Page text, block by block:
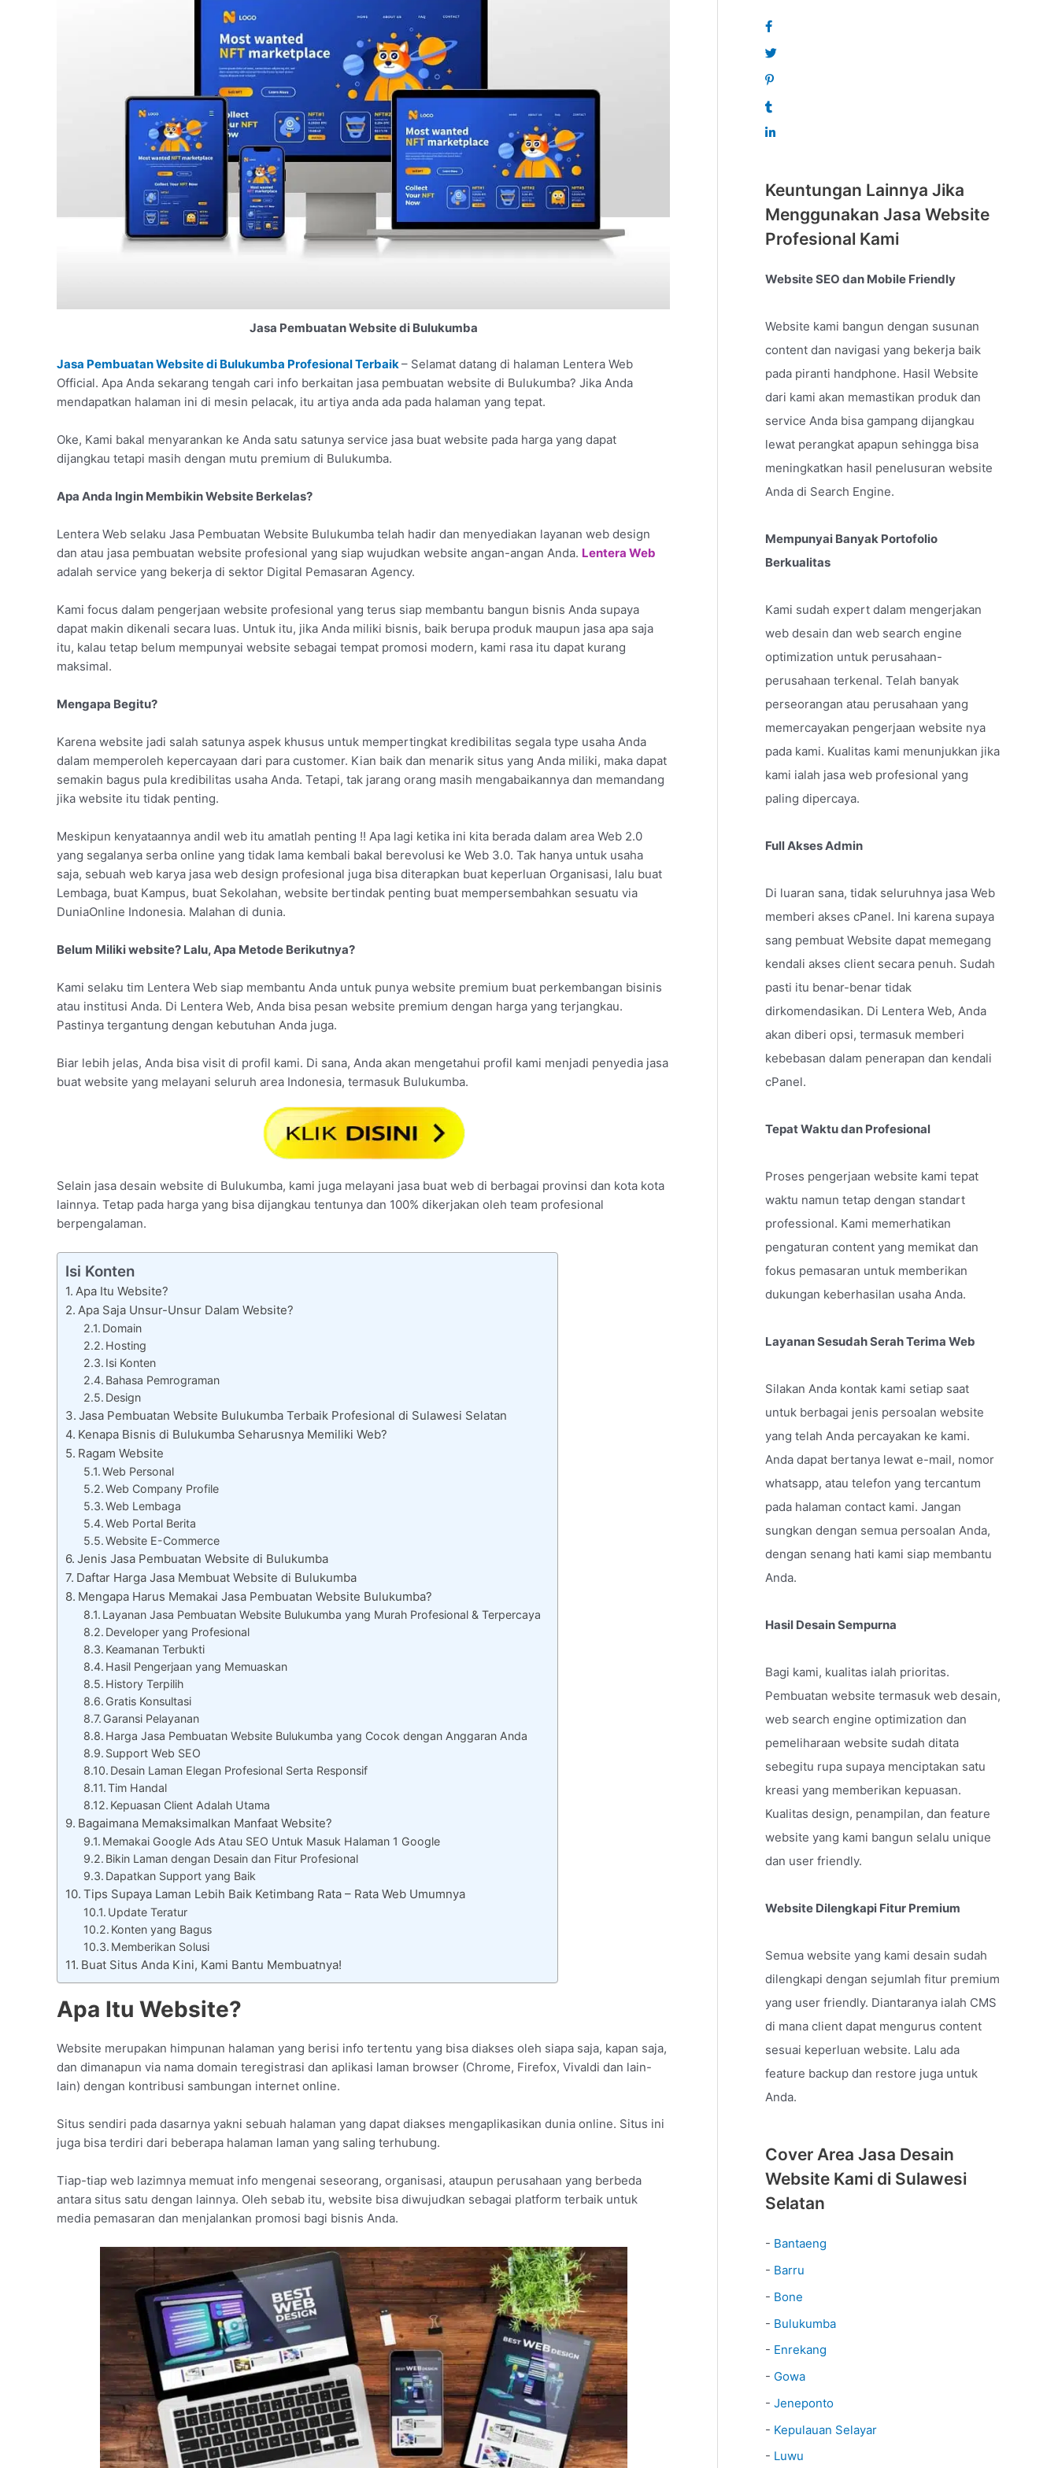
Jasa Pembuatan Website di Bulukumba
Jasa Pembuatan Website di Bulukumba Profesional Terbaik– Selamat datang di halaman Lentera Web
Official. Apa Anda sekarang tengah cari info berkaitan jasa pembuatan website di Bulukumba? Jika Anda
mendapatkan halaman ini di mesin pelacak, itu artiya anda ada pada halaman yang tepat.
Oke, Kami bakal menyarankan ke Anda satu satunya service jasa buat website pada harga yang dapat
dijangkau tetapi masih dengan mutu premium di Bulukumba.
Apa Anda Ingin Membikin Website Berkelas?
Lentera Web selaku Jasa Pembuatan Website Bulukumba telah hadir dan menyediakan layanan web design
dan atau jasa pembuatan website profesional yang siap wujudkan website angan-angan Anda. Lentera Web
adalah service yang bekerja di sektor Digital Pemasaran Agency.
Kami focus dalam pengerjaan website profesional yang terus siap membantu bangun bisnis Anda supaya
dapat makin dikenali secara luas. Untuk itu, jika Anda miliki bisnis, baik berupa produk maupun jasa apa saja
itu, kalau tetap belum mempunyai website sebagai tempat promosi modern, kami rasa itu dapat kurang
maksimal.
Mengapa Begitu?
Karena website jadi salah satunya aspek khusus untuk mempertingkat kredibilitas segala type usaha Anda
dalam memperoleh kepercayaan dari para customer. Kian baik dan menarik situs yang Anda miliki, maka dapat
semakin bagus pula kredibilitas usaha Anda. Tetapi, tak jarang orang masih mengabaikannya dan memandang
jika website itu tidak penting.
Meskipun kenyataannya andil web itu amatlah penting !! Apa lagi ketika ini kita berada dalam area Web 2.0
yang segalanya serba online yang tidak lama kembali bakal berevolusi ke Web 3.0. Tak hanya untuk usaha
saja, sebuah web karya jasa web design profesional juga bisa diterapkan buat keperluan Organisasi, lalu buat
Lembaga, buat Kampus, buat Sekolahan, website bertindak penting buat mempersembahkan sesuatu via
DuniaOnline Indonesia. Malahan di dunia.
Belum Miliki website? Lalu, Apa Metode Berikutnya?
Kami selaku tim Lentera Web siap membantu Anda untuk punya website premium buat perkembangan bisinis
atau institusi Anda. Di Lentera Web, Anda bisa pesan website premium dengan harga yang terjangkau.
Pastinya tergantung dengan kebutuhan Anda juga.
Biar lebih jelas, Anda bisa visit di profil kami. Di sana, Anda akan mengetahui profil kami menjadi penyedia jasa
buat website yang melayani seluruh area Indonesia, termasuk Bulukumba.
Selain jasa desain website di Bulukumba, kami juga melayani jasa buat web di berbagai provinsi dan kota kota
lainnya. Tetap pada harga yang bisa dijangkau tentunya dan 100% dikerjakan oleh team profesional
berpengalaman.
Isi Konten
Apa Itu Website?
Apa Saja Unsur-Unsur Dalam Website?
Domain
Hosting
Isi Konten
Bahasa Pemrograman
Design
Jasa Pembuatan Website Bulukumba Terbaik Profesional di Sulawesi Selatan
Kenapa Bisnis di Bulukumba Seharusnya Memiliki Web?
Ragam Website
Web Personal
Web Company Profile
Web Lembaga
Web Portal Berita
Website E-Commerce
Jenis Jasa Pembuatan Website di Bulukumba
Daftar Harga Jasa Membuat Website di Bulukumba
Mengapa Harus Memakai Jasa Pembuatan Website Bulukumba?
Layanan Jasa Pembuatan Website Bulukumba yang Murah Profesional & Terpercaya
Developer yang Profesional
Keamanan Terbukti
Hasil Pengerjaan yang Memuaskan
History Terpilih
Gratis Konsultasi
Garansi Pelayanan
Harga Jasa Pembuatan Website Bulukumba yang Cocok dengan Anggaran Anda
Support Web SEO
Desain Laman Elegan Profesional Serta Responsif
Tim Handal
Kepuasan Client Adalah Utama
Bagaimana Memaksimalkan Manfaat Website?
Memakai Google Ads Atau SEO Untuk Masuk Halaman 1 Google
Bikin Laman dengan Desain dan Fitur Profesional
Dapatkan Support yang Baik
Tips Supaya Laman Lebih Baik Ketimbang Rata – Rata Web Umumnya
Update Teratur
Konten yang Bagus
Memberikan Solusi
Buat Situs Anda Kini, Kami Bantu Membuatnya!
Apa Itu Website?
Website merupakan himpunan halaman yang berisi info tertentu yang bisa diakses oleh siapa saja, kapan saja,
dan dimanapun via nama domain teregistrasi dan aplikasi laman browser (Chrome, Firefox, Vivaldi dan lain-
lain) dengan kontribusi sambungan internet online.
Situs sendiri pada dasarnya yakni sebuah halaman yang dapat diakses mengaplikasikan dunia online. Situs ini
juga bisa terdiri dari beberapa halaman laman yang saling terhubung.
Tiap-tiap web lazimnya memuat info mengenai seseorang, organisasi, ataupun perusahaan yang berbeda
antara situs satu dengan lainnya. Oleh sebab itu, website bisa diwujudkan sebagai platform terbaik untuk
media pemasaran dan menjalankan promosi bagi bisnis Anda.
Keuntungan Lainnya Jika
Menggunakan Jasa Website
Profesional Kami
Website SEO dan Mobile Friendly
Website kami bangun dengan susunan
content dan navigasi yang bekerja baik
pada piranti handphone. Hasil Website
dari kami akan memastikan produk dan
service Anda bisa gampang dijangkau
lewat perangkat apapun sehingga bisa
meningkatkan hasil penelusuran website
Anda di Search Engine.
Mempunyai Banyak Portofolio
Berkualitas
Kami sudah expert dalam mengerjakan
web desain dan web search engine
optimization untuk perusahaan-
perusahaan terkenal. Telah banyak
perseorangan atau perusahaan yang
memercayakan pengerjaan website nya
pada kami. Kualitas kami menunjukkan jika
kami ialah jasa web profesional yang
paling dipercaya.
Full Akses Admin
Di luaran sana, tidak seluruhnya jasa Web
memberi akses cPanel. Ini karena supaya
sang pembuat Website dapat memegang
kendali akses client secara penuh. Sudah
pasti itu benar-benar tidak
dirkomendasikan. Di Lentera Web, Anda
akan diberi opsi, termasuk memberi
kebebasan dalam penerapan dan kendali
cPanel.
Tepat Waktu dan Profesional
Proses pengerjaan website kami tepat
waktu namun tetap dengan standart
professional. Kami memerhatikan
pengaturan content yang memikat dan
fokus pemasaran untuk memberikan
dukungan keberhasilan usaha Anda.
Layanan Sesudah Serah Terima Web
Silakan Anda kontak kami setiap saat
untuk berbagai jenis persoalan website
yang telah Anda percayakan ke kami.
Anda dapat bertanya lewat e-mail, nomor
whatsapp, atau telefon yang tercantum
pada halaman contact kami. Jangan
sungkan dengan semua persoalan Anda,
dengan senang hati kami siap membantu
Anda.
Hasil Desain Sempurna
Bagi kami, kualitas ialah prioritas.
Pembuatan website termasuk web desain,
web search engine optimization dan
pemeliharaan website sudah ditata
sebegitu rupa supaya menciptakan satu
kreasi yang memberikan kepuasan.
Kualitas design, penampilan, dan feature
website yang kami bangun selalu unique
dan user friendly.
Website Dilengkapi Fitur Premium
Semua website yang kami desain sudah
dilengkapi dengan sejumlah fitur premium
yang user friendly. Diantaranya ialah CMS
di mana client dapat mengurus content
sesuai keperluan website. Lalu ada
feature backup dan restore juga untuk
Anda.
Cover Area Jasa Desain
Website Kami di Sulawesi
Selatan
- Bantaeng
- Barru
- Bone
- Bulukumba
- Enrekang
- Gowa
- Jeneponto
- Kepulauan Selayar
- Luwu